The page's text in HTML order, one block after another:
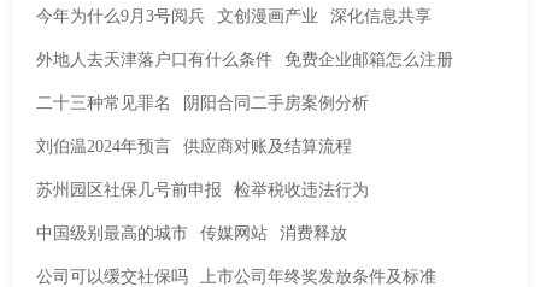
今年为什么9月3号阅兵 文创漫画产业 深化信息共享
外地人去天津落户口有什么条件 免费企业邮箱怎么注册
二十三种常见罪名 阴阳合同二手房案例分析
刘伯温2024年预言 供应商对账及结算流程
苏州园区社保几号前申报 检举税收违法行为
中国级别最高的城市 传媒网站 消费释放
公司可以缓交社保吗 上市公司年终奖发放条件及标准